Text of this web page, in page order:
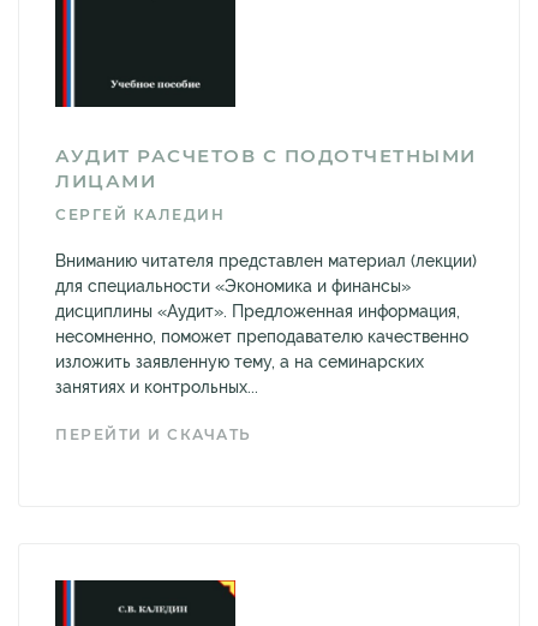
АУДИТ РАСЧЕТОВ С ПОДОТЧЕТНЫМИ
ЛИЦАМИ
СЕРГЕЙ КАЛЕДИН
Вниманию читателя представлен материал (лекции)
для специальности «Экономика и финансы»
дисциплины «Аудит». Предложенная информация,
несомненно, поможет преподавателю качественно
изложить заявленную тему, а на семинарских
занятиях и контрольных...
ПЕРЕЙТИ И СКАЧАТЬ